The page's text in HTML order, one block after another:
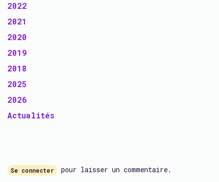
2022
2021
2020
2019
2018
2025
2026
Actualités
Se connecter pour laisser un commentaire.